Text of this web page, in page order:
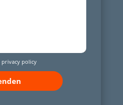
privacy policy